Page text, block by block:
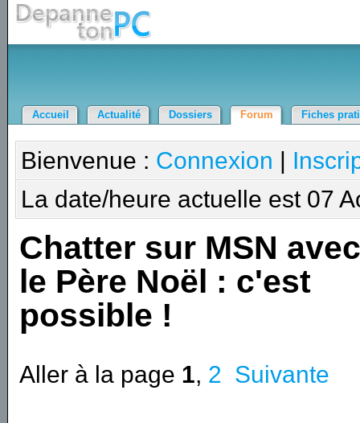
Accueil Actualité Dossiers Forum Fiches
Bienvenue : Connexion |
La date/heure actuelle est 07
Chatter sur MSN
le Père Noël : c'est
possible !
Aller à la page 1, 2 Suivante